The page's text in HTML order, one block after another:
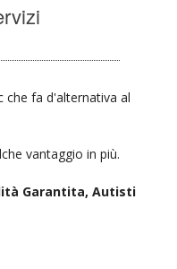
che fa d'alternativa al
vantaggio in più.
Garantita, Autisti